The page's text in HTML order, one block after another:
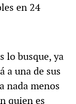
en 24
lo busque, ya
a una de sus
nada menos
quien es